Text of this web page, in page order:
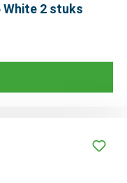
White 2 stuks